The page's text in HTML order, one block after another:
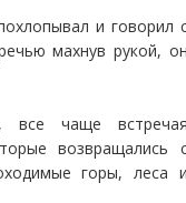
и говорил
махнув рукой,
все чаще
возвращались
горы, леса